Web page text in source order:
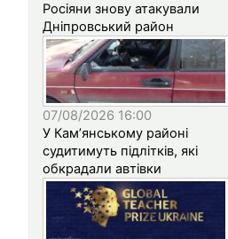
Росіяни знову атакували
Дніпровський район
07/08/2026 16:00
У Кам’янському районі
судитимуть підлітків, які
обкрадали автівки